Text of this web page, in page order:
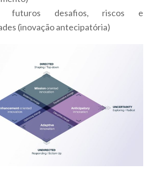
futuros desafios, riscos e
(inovação antecipatória)